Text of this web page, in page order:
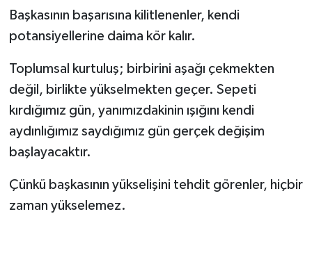
Başkasının başarısına kilitlenenler, kendi
potansiyellerine daima kör kalır.
Toplumsal kurtuluş; birbirini aşağı çekmekten
değil, birlikte yükselmekten geçer. Sepeti
kırdığımız gün, yanımızdakinin ışığını kendi
aydınlığımız saydığımız gün gerçek değişim
başlayacaktır.
Çünkü başkasının yükselişini tehdit görenler, hiçbir
zaman yükselemez.